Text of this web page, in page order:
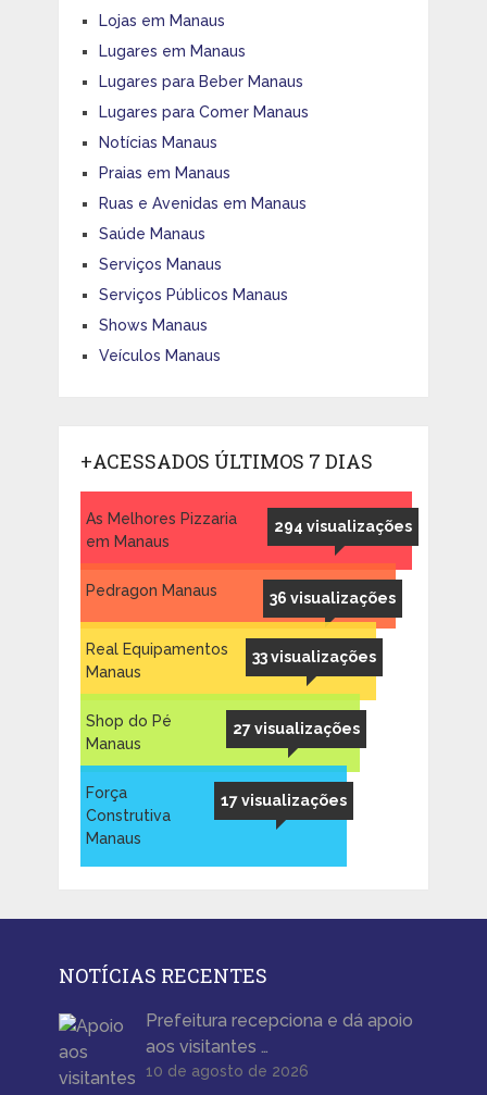
Lojas em Manaus
Lugares em Manaus
Lugares para Beber Manaus
Lugares para Comer Manaus
Notícias Manaus
Praias em Manaus
Ruas e Avenidas em Manaus
Saúde Manaus
Serviços Manaus
Serviços Públicos Manaus
Shows Manaus
Veículos Manaus
+ACESSADOS ÚLTIMOS 7 DIAS
294 visualizações
As Melhores Pizzaria
em Manaus
36 visualizações
Pedragon Manaus
33 visualizações
Real Equipamentos
Manaus
27 visualizações
Shop do Pé
Manaus
17 visualizações
Força
Construtiva
Manaus
NOTÍCIAS RECENTES
Prefeitura recepciona e dá apoio
aos visitantes …
10 de agosto de 2026